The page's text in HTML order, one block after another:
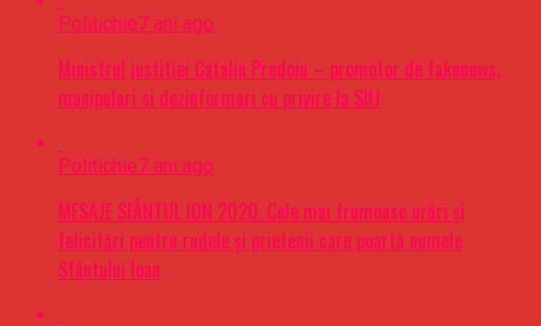
Politichie7 ani ago
Ministrul justitiei Catalin Predoiu – promotor de fakenews,
manipulari si dezinformari cu privire la SIIJ
Politichie7 ani ago
MESAJE SFÂNTUL ION 2020. Cele mai frumoase urări şi
felicitări pentru rudele şi prietenii care poartă numele
Sfântului Ioan